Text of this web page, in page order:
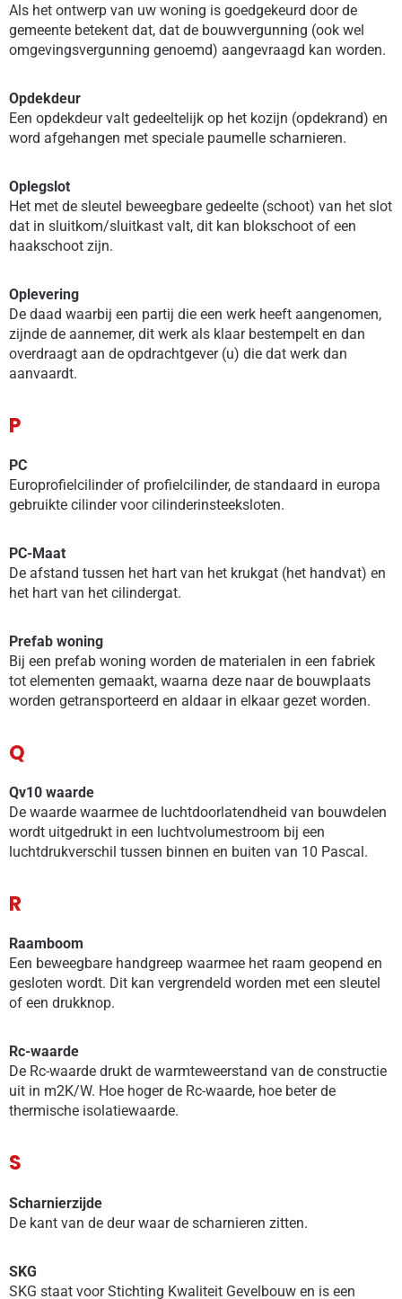
Als het ontwerp van uw woning is goedgekeurd door de
gemeente betekent dat, dat de bouwvergunning (ook wel
omgevingsvergunning genoemd) aangevraagd kan worden.
Opdekdeur
Een opdekdeur valt gedeeltelijk op het kozijn (opdekrand) en
word afgehangen met speciale paumelle scharnieren.
Oplegslot
Het met de sleutel beweegbare gedeelte (schoot) van het slot
dat in sluitkom/sluitkast valt, dit kan blokschoot of een
haakschoot zijn.
Oplevering
De daad waarbij een partij die een werk heeft aangenomen,
zijnde de aannemer, dit werk als klaar bestempelt en dan
overdraagt aan de opdrachtgever (u) die dat werk dan
aanvaardt.
P
PC
Europrofielcilinder of profielcilinder, de standaard in europa
gebruikte cilinder voor cilinderinsteeksloten.
PC-Maat
De afstand tussen het hart van het krukgat (het handvat) en
het hart van het cilindergat.
Prefab woning
Bij een prefab woning worden de materialen in een fabriek
tot elementen gemaakt, waarna deze naar de bouwplaats
worden getransporteerd en aldaar in elkaar gezet worden.
Q
Qv10 waarde
De waarde waarmee de luchtdoorlatendheid van bouwdelen
wordt uitgedrukt in een luchtvolumestroom bij een
luchtdrukverschil tussen binnen en buiten van 10 Pascal.
R
Raamboom
Een beweegbare handgreep waarmee het raam geopend en
gesloten wordt. Dit kan vergrendeld worden met een sleutel
of een drukknop.
Rc-waarde
De Rc-waarde drukt de warmteweerstand van de constructie
uit in m2K/W. Hoe hoger de Rc-waarde, hoe beter de
thermische isolatiewaarde.
S
Scharnierzijde
De kant van de deur waar de scharnieren zitten.
SKG
SKG staat voor Stichting Kwaliteit Gevelbouw en is een